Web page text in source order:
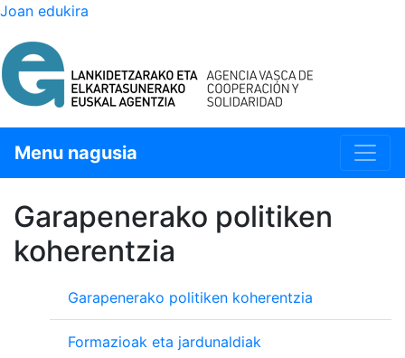
Joan edukira
Menu nagusia
Garapenerako politiken
koherentzia
Garapenerako politiken koherentzia
Formazioak eta jardunaldiak